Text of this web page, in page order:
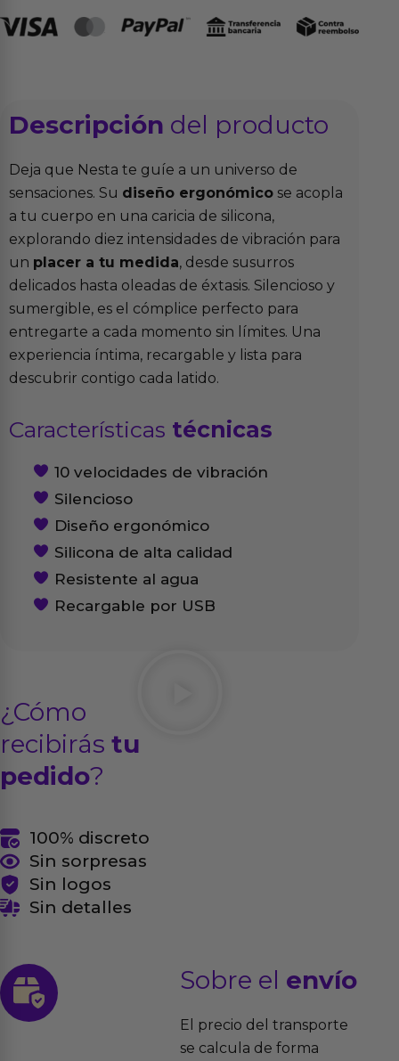
Descripción del producto
Deja que Nesta te guíe a un universo de
sensaciones. Su diseño ergonómico se acopla
a tu cuerpo en una caricia de silicona,
explorando diez intensidades de vibración para
un placer a tu medida, desde susurros
delicados hasta oleadas de éxtasis. Silencioso y
sumergible, es el cómplice perfecto para
entregarte a cada momento sin límites. Una
experiencia íntima, recargable y lista para
descubrir contigo cada latido.
Características técnicas
10 velocidades de vibración
Silencioso
Diseño ergonómico
Silicona de alta calidad
Resistente al agua
Recargable por USB
¿Cómo
recibirás tu
pedido?
100% discreto
Sin sorpresas
Sin logos
Sin detalles
Sobre el envío
El precio del transporte
se calcula de forma